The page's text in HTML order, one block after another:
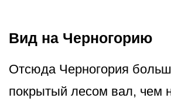
Вид на Черногорию
Отсюда Черногория
покрытый лесом вал, чем